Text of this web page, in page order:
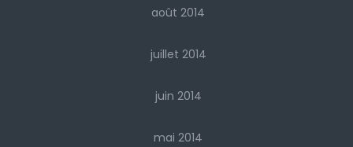
août 2014
juillet 2014
juin 2014
mai 2014